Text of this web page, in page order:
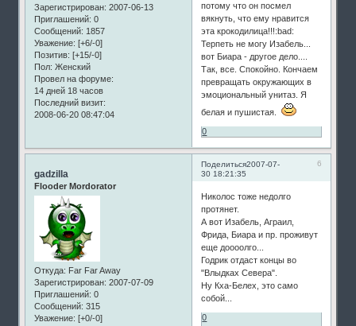
Зарегистрирован: 2007-06-13
Приглашений: 0
Сообщений: 1857
Уважение: [+6/-0]
Позитив: [+15/-0]
Пол: Женский
Провел на форуме:
14 дней 18 часов
Последний визит:
2008-06-20 08:47:04
потому что он посмел
вякнуть, что ему нравится
эта крокодилица!!!:bad:
Терпеть не могу Изабель...
вот Биара - другое дело....
Так, все. Спокойно. Кончаем
превращать окружающих в
эмоциональный унитаз. Я
белая и пушистая.
0
Поделиться 6
2007-07-
30 18:21:35
gadzilla
Flooder Mordorator
Откуда: Far Far Away
Зарегистрирован: 2007-07-09
Приглашений: 0
Сообщений: 315
Уважение: [+0/-0]
Николос тоже недолго
протянет.
А вот Изабель, Аграил,
Фрида, Биара и пр. проживут
еще доооолго...
Годрик отдаст концы во
"Влыдках Севера".
Ну Кха-Белех, это само
собой...
0